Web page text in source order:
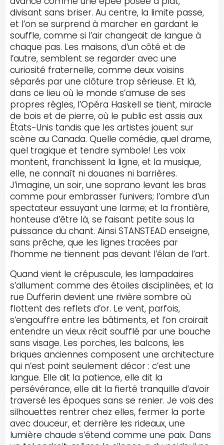
divisant sans briser. Au centre, la limite passe,
et l’on se surprend à marcher en gardant le
souffle, comme si l’air changeait de langue à
chaque pas. Les maisons, d’un côté et de
l’autre, semblent se regarder avec une
curiosité fraternelle, comme deux voisins
séparés par une clôture trop sérieuse. Et là,
dans ce lieu où le monde s’amuse de ses
propres règles, l’Opéra Haskell se tient, miracle
de bois et de pierre, où le public est assis aux
États-Unis tandis que les artistes jouent sur
scène au Canada. Quelle comédie, quel drame,
quel tragique et tendre symbole! Les voix
montent, franchissent la ligne, et la musique,
elle, ne connaît ni douanes ni barrières.
J’imagine, un soir, une soprano levant les bras
comme pour embrasser l’univers; l’ombre d’un
spectateur essuyant une larme; et la frontière,
honteuse d’être là, se faisant petite sous la
puissance du chant. Ainsi STANSTEAD enseigne,
sans prêche, que les lignes tracées par
l’homme ne tiennent pas devant l’élan de l’art.
Quand vient le crépuscule, les lampadaires
s’allument comme des étoiles disciplinées, et la
rue Dufferin devient une rivière sombre où
flottent des reflets d’or. Le vent, parfois,
s’engouffre entre les bâtiments, et l’on croirait
entendre un vieux récit soufflé par une bouche
sans visage. Les porches, les balcons, les
briques anciennes composent une architecture
qui n’est point seulement décor : c’est une
langue. Elle dit la patience, elle dit la
persévérance, elle dit la fierté tranquille d’avoir
traversé les époques sans se renier. Je vois des
silhouettes rentrer chez elles, fermer la porte
avec douceur, et derrière les rideaux, une
lumière chaude s’étend comme une paix. Dans